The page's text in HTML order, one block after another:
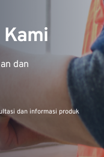
dan
dan informasi produk